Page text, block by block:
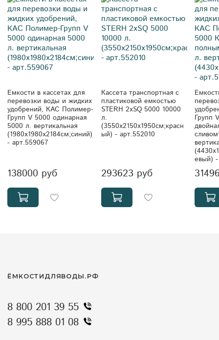
Емкости в кассетах для
перевозки воды и жидких
удобрений, КАС Полимер-
Групп V 5000 одинарная
5000 л. вертикальная
(1980x1980x2184см;синий)
- арт.559067
138000 руб
Кассета транспортная с
пластиковой емкостью
STERH 2xSQ 5000 10000
л.
(3550x2150x1950см;красн
ый) - арт.552010
293623 руб
Групп
евый)
ЁМКОСТИДЛЯВОДЫ.РФ
8 800 201 39 55
8 995 888 01 08